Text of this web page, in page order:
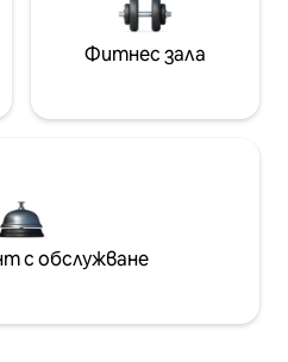
Фитнес зала
с обслужване